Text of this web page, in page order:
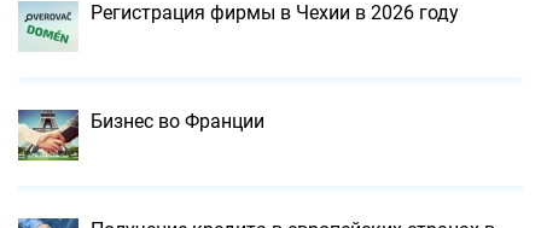
Регистрация фирмы в Чехии в 2026 году
Бизнес во Франции